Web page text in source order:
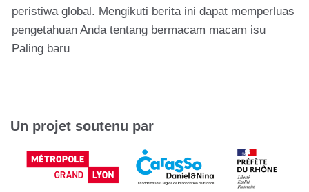
peristiwa global. Mengikuti berita ini dapat memperluas
pengetahuan Anda tentang bermacam macam isu
Paling baru
Un projet soutenu par